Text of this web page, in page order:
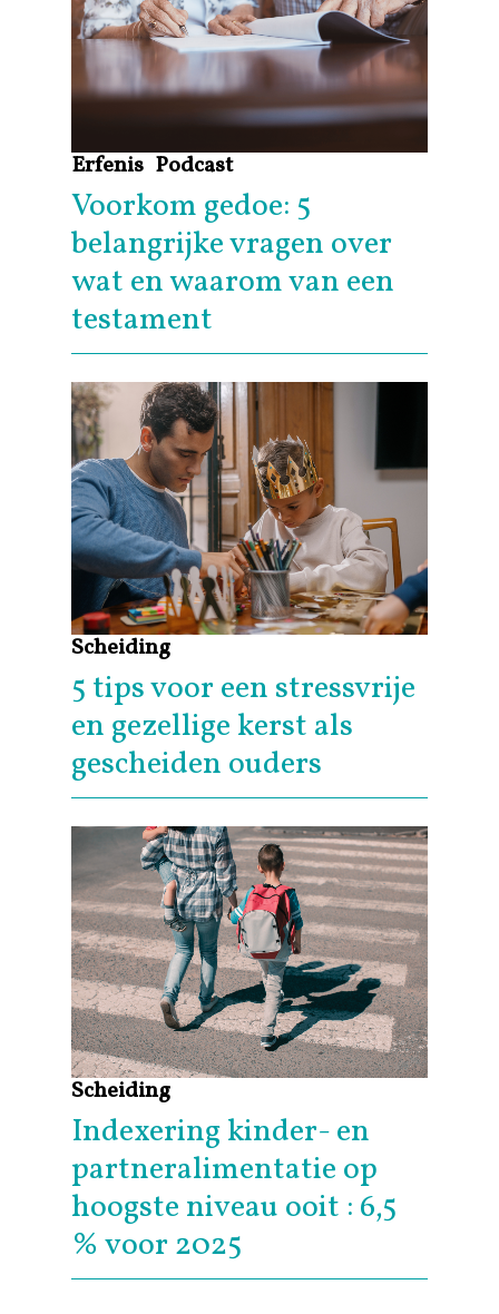
Erfenis Podcast
Voorkom gedoe: 5
belangrijke vragen over
wat en waarom van een
testament
Scheiding
5 tips voor een stressvrije
en gezellige kerst als
gescheiden ouders
Scheiding
Indexering kinder- en
partneralimentatie op
hoogste niveau ooit : 6,5
% voor 2025